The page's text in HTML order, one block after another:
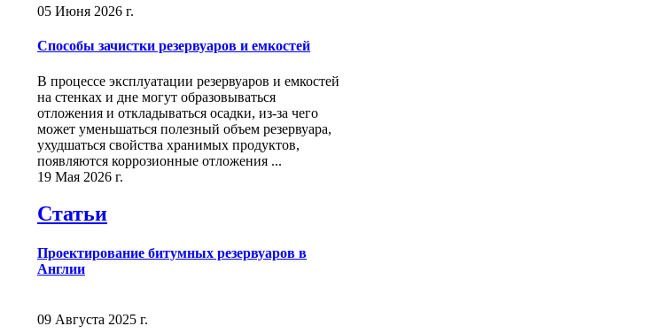
05 Июня 2026 г.
Способы зачистки резервуаров и емкостей
В процессе эксплуатации резервуаров и емкостей
на стенках и дне могут образовываться
отложения и откладываться осадки, из-за чего
может уменьшаться полезный объем резервуара,
ухудшаться свойства хранимых продуктов,
появляются коррозионные отложения ...
19 Мая 2026 г.
Статьи
Проектирование битумных резервуаров в
Англии
09 Августа 2025 г.